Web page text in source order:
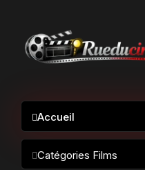
Accueil
Catégories Films